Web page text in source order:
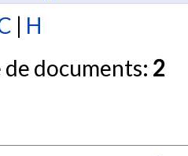
| H
documents: 2